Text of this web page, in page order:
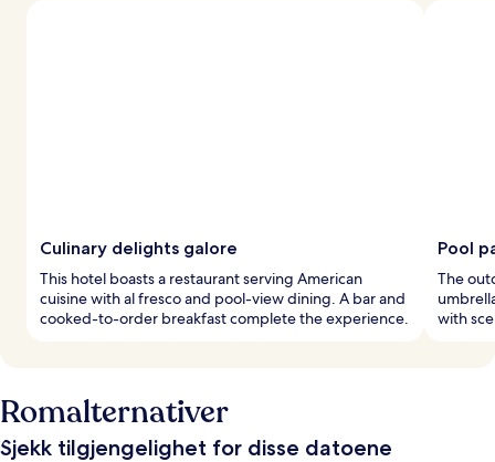
Culinary delights galore
This hotel boasts a restaurant serving American
cuisine with al fresco and pool-view dining. A bar and
cooked-to-order breakfast complete the experience.
Pool
The
with
Romalternativer
Sjekk tilgjengelighet for disse datoene